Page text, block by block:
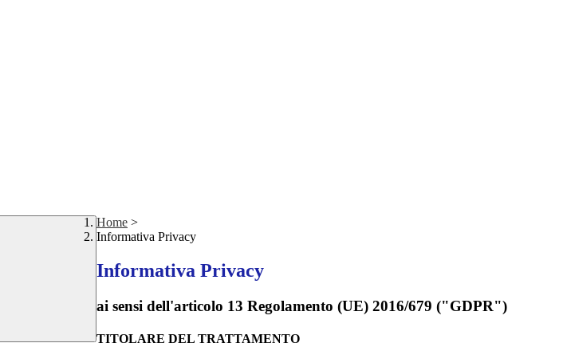
Home >
Informativa Privacy
Informativa Privacy
ai sensi dell'articolo 13 Regolamento (UE) 2016/679 ("GDPR")
TITOLARE DEL TRATTAMENTO